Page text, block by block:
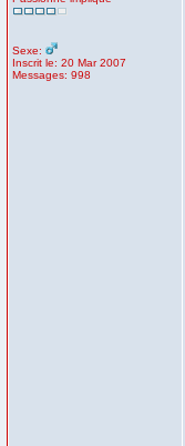
Sexe:
Inscrit le: 20 Mar 2007
Messages: 998